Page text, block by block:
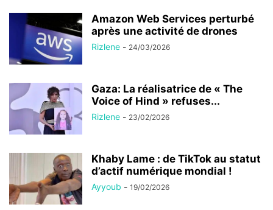
Amazon Web Services perturbé
après une activité de drones
Rizlene - 24/03/2026
Gaza: La réalisatrice de « The
Voice of Hind » refuses...
Rizlene - 23/02/2026
Khaby Lame : de TikTok au statut
d’actif numérique mondial !
Ayyoub - 19/02/2026